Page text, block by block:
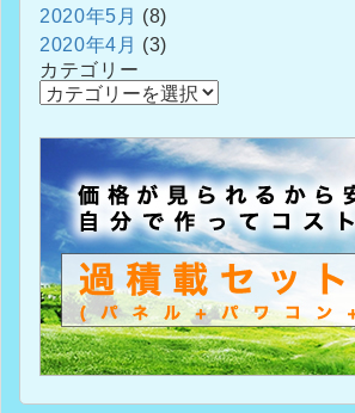
2020年5月 (8)
2020年4月 (3)
カテゴリー